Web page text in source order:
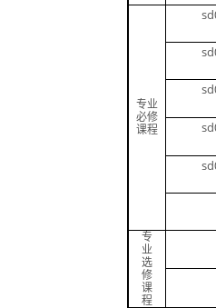
专业
必修
课程
专
业
选
修
课
程